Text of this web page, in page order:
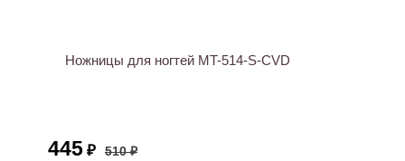
Ножницы для ногтей MT-514-S-CVD
445 ₽ 510 ₽